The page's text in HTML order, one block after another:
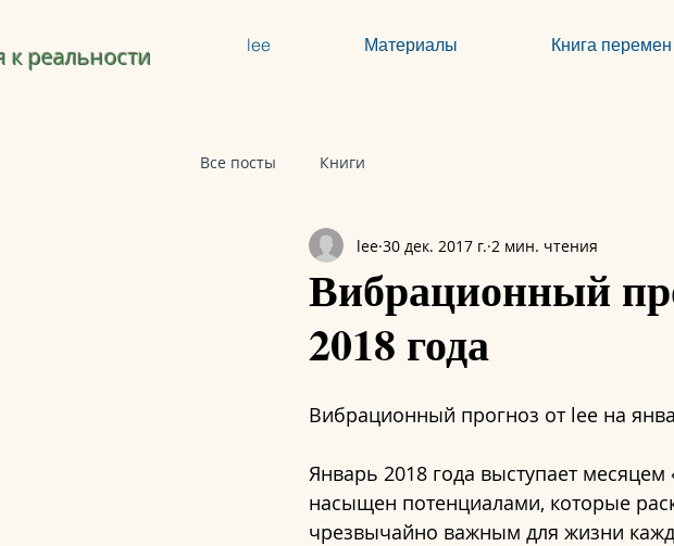
к реальности lee Материалы Книга перемен
Все посты Книги
Вибрационный
2018 года
lee 30 дек. 2017 г. 2 мин. чтения
Вибрационный прогноз от lee на
Январь 2018 года выступает
насыщен потенциалами, которые
чрезвычайно важным для жизни